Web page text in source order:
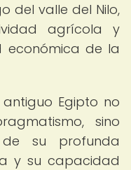
del valle del Nilo,
agrícola y
económica de la
Egipto no
sino
su profunda
y su capacidad